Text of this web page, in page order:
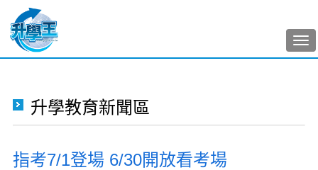
升學教育新聞區
指考7/1登場 6/30開放看考場